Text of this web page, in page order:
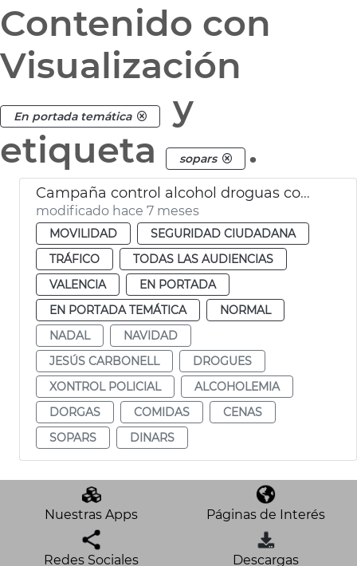
Contenido con
Visualización
En portada temática
y
etiqueta
sopars .
Campaña control alcohol droguas comidas empresa Navidad
modificado hace 7 meses
MOVILIDAD
SEGURIDAD CIUDADANA
TRÁFICO
TODAS LAS AUDIENCIAS
VALENCIA
EN PORTADA
EN PORTADA TEMÁTICA
NORMAL
NADAL
NAVIDAD
JESÚS CARBONELL
DROGUES
XONTROL POLICIAL
ALCOHOLEMIA
DORGAS
COMIDAS
CENAS
SOPARS
DINARS
Nuestras Apps Páginas de Interés
Redes Sociales Descargas